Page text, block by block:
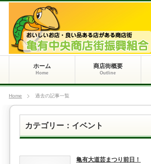
ホーム
Home
商店街概要
Outline
Home 過去の記事一覧
カテゴリー：イベント
亀有大道芸まつり前日！